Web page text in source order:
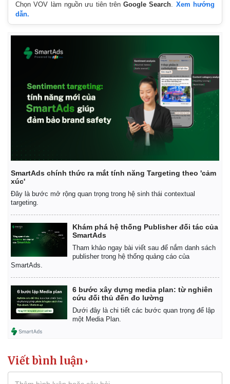
Thế giới
Quan sát
Multimedia
Video
Ảnh
E-Magazine
Chọn VOV làm nguồn ưu tiên trênGoogle Search. Xem hướng
dẫn.
SmartAds chính thức ra mắt tính năng Targeting theo 'cảm
xúc'
Đây là bước mở rộng quan trọng trong hệ sinh thái contextual
targeting.
Khám phá hệ thống Publisher đối tác của
SmartAds
Tham khảo ngay bài viết sau để nắm danh sách
publisher trong hệ thống quảng cáo của
SmartAds.
6 bước xây dựng media plan: từ nghiên
cứu đối thủ đến đo lường
Dưới đây là chi tiết các bước quan trọng để lập
một Media Plan.
Viết bình luận